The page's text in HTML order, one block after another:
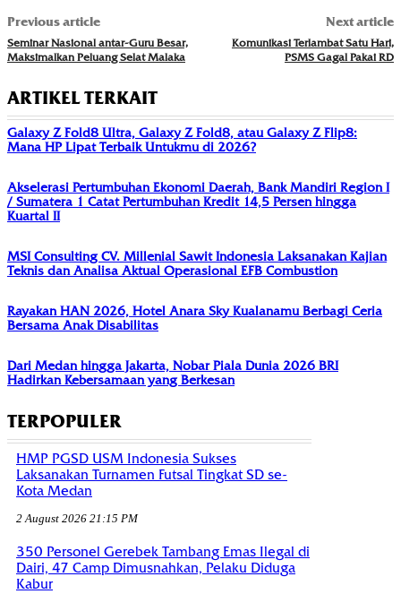
Previous article
Seminar Nasional antar-Guru Besar,
Maksimalkan Peluang Selat Malaka
Next article
Komunikasi Terlambat Satu Hari,
PSMS Gagal Pakai RD
ARTIKEL TERKAIT
Galaxy Z Fold8 Ultra, Galaxy Z Fold8, atau Galaxy Z Flip8:
Mana HP Lipat Terbaik Untukmu di 2026?
Akselerasi Pertumbuhan Ekonomi Daerah, Bank Mandiri Region I
/ Sumatera 1 Catat Pertumbuhan Kredit 14,5 Persen hingga
Kuartal II
MSI Consulting CV. Millenial Sawit Indonesia Laksanakan Kajian
Teknis dan Analisa Aktual Operasional EFB Combustion
Rayakan HAN 2026, Hotel Anara Sky Kualanamu Berbagi Ceria
Bersama Anak Disabilitas
Dari Medan hingga Jakarta, Nobar Piala Dunia 2026 BRI
Hadirkan Kebersamaan yang Berkesan
TERPOPULER
HMP PGSD USM Indonesia Sukses
Laksanakan Turnamen Futsal Tingkat SD se-
Kota Medan
2 August 2026 21:15 PM
350 Personel Gerebek Tambang Emas Ilegal di
Dairi, 47 Camp Dimusnahkan, Pelaku Diduga
Kabur